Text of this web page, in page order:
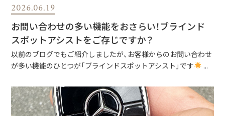
2026.06.19
お問い合わせの多い機能をおさらい！ブラインド
スポットアシストをご存じですか？
以前のブログでもご紹介しましたが、お客様からのお問い合わせ
が多い機能のひとつが「ブラインドスポットアシスト」です
...